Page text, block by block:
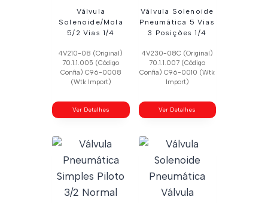
Válvula
Solenoide/Mola
5/2 Vias 1/4
4V210-08 (Original)
70.1.1.005 (Código
Confia) C96-0008
(Wtk Import)
Ver Detalhes
Válvula Solenoide
Pneumática 5 Vias
3 Posições 1/4
4V230-08C (Original)
70.1.1.007 (Código
Confia) C96-0010 (Wtk
Import)
Ver Detalhes